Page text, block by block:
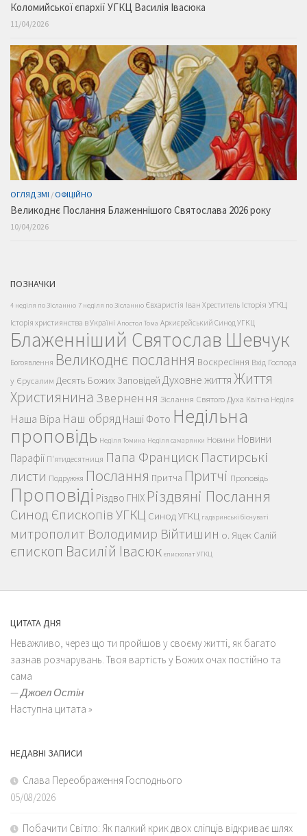
Коломийської єпархії УГКЦ Василія Івасюка
11/04/2026
ОГЛЯД ЗМІ / ОФІЦІЙНО
Великоднє Послання Блаженнішого Святослава 2026 року
10/04/2026
ПОЗНАЧКИ
4 неділя по Зісланню 7 неділя по Зісланню Євхаристія Іван Хреститель Історія УГКЦ
Історія християнства в Україні Апостол Тома Архиєрейський Синод УГКЦ
Блаженніший Святослав Шевчук
Богоявлення Великоднє послання Воскресіння Вхід Господа
у Єрусалим Десять Божих Заповідей Духовне життяЖиття
Християнина Звернення Зіслання Святого Духа Квітна Неділя
Наша Віра Наш обряд Наші Фото Недільна
проповідь Неділя Томина Неділя самарянки Новини Новини
Парафії П'ятидесятниця Папа Франциск Пастирські
листи Подружжя Послання Притча Притчі Проповідь
Проповіді Різдво ГНІХ Різдвяні Послання
Синод Єпископів УГКЦ Синод УГКЦ гадаринські біснуваті
митрополит Володимир Війтишин о. Яцек Салій
єпископ Василій Івасюк єпископат УГКЦ
ЦИТАТА ДНЯ
Неважливо, через що ти пройшов у своєму житті, як багато
зазнав розчарувань. Твоя вартість у Божих очах постійно та
сама
—Джоел Остін
Наступна цитата »
НЕДАВНІ ЗАПИСИ
Слава Переображення Господнього
05/08/2026
Побачити Світло: Як палкий крик двох сліпців відкриває шлях